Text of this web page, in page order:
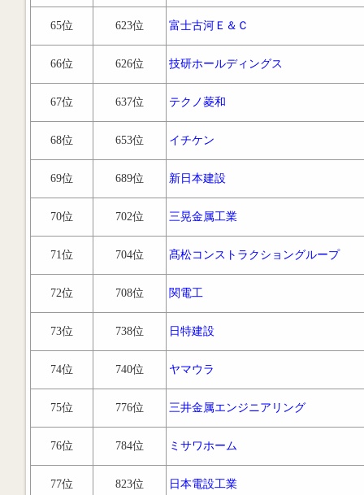
65位 623位 富士古河Ｅ＆Ｃ
66位 626位 技研ホールディングス
67位 637位 テクノ菱和
68位 653位 イチケン
69位 689位 新日本建設
70位 702位 三晃金属工業
71位 704位 髙松コンストラクショングループ
72位 708位 関電工
73位 738位 日特建設
74位 740位 ヤマウラ
75位 776位 三井金属エンジニアリング
76位 784位 ミサワホーム
77位 823位 日本電設工業